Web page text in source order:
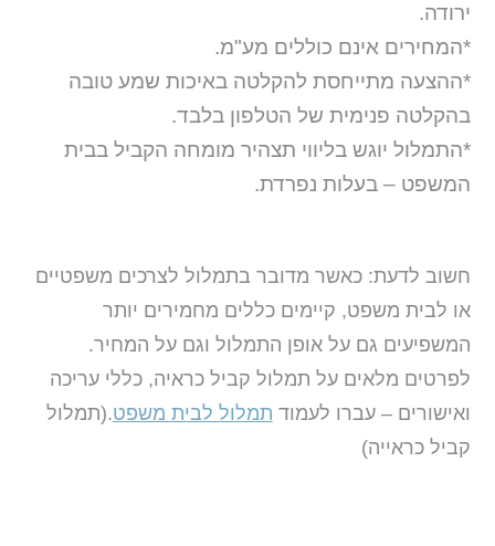
ירודה.
*המחירים אינם כוללים מע"מ.
*ההצעה מתייחסת להקלטה באיכות שמע טובה
בהקלטה פנימית של הטלפון בלבד.
*התמלול יוגש בליווי תצהיר מומחה הקביל בבית
המשפט – בעלות נפרדת.
חשוב לדעת: כאשר מדובר בתמלול לצרכים משפטיים
או לבית משפט, קיימים כללים מחמירים יותר
המשפיעים גם על אופן התמלול וגם על המחיר.
לפרטים מלאים על תמלול קביל כראיה, כללי עריכה
ואישורים – עברו לעמוד תמלול לבית משפט.(תמלול
קביל כראייה)